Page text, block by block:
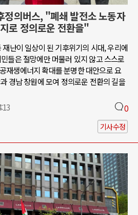
정의버스, "폐쇄 발전소 노동자
로 정의로운 전환을"
난이 일상이 된 기후위기의 시대, 우리에
들은 절망에만 머물러 있지 않고 스스로
재생에너지 확대를 분명한 대안으로 요
경남 창원에 모여 정의로운 전환의 길을
0
기사수정